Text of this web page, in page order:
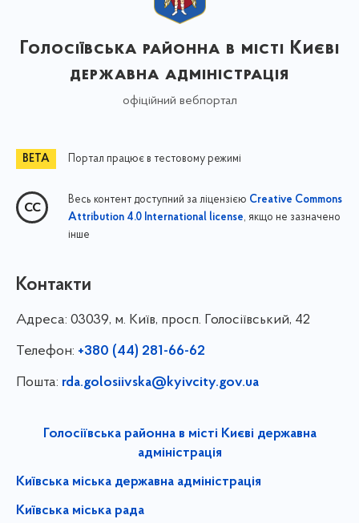
Голосіївська районна в місті Києві
державна адміністрація
офіційний вебпортал
Портал працює в тестовому режимі
Весь контент доступний за ліцензією Creative Commons
Attribution 4.0 International license, якщо не зазначено
інше
Контакти
Адреса: 03039, м. Київ, просп. Голосіївський, 42
Телефон: +380 (44) 281-66-62
Пошта: rda.golosiivska@kyivcity.gov.ua
Голосіївська районна в місті Києві державна
адміністрація
Київська міська державна адміністрація
Київська міська рада